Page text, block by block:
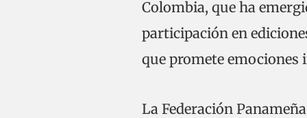
Colombia, que ha
participación en
que promete emociones
La Federación